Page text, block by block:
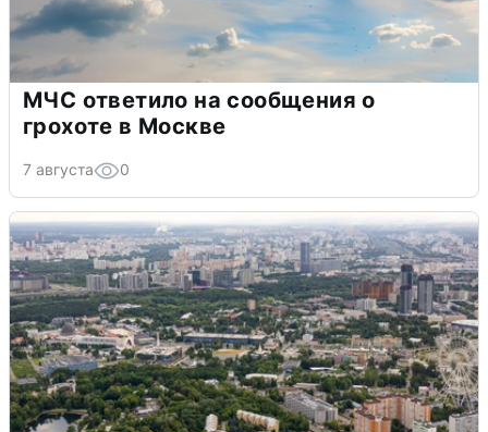
МЧС ответило на сообщения о
грохоте в Москве
7 августа 0